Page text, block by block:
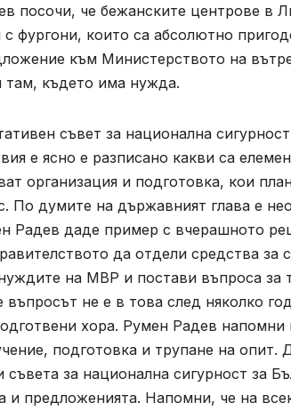
посочи, че бежанските центрове в
фургони, които са абсолютно
към Министерството на
там, където има нужда.
съвет за национална
е ясно е разписано какви са
организация и подготовка, кои
По думите на държавният глава е
Радев даде пример с вчерашното
да отдели средства за
на МВР и постави въпроса за
въпросът не е в това след няколко
хора. Румен Радев напомни
подготовка и трупане на опит.
за национална сигурност за
и предложенията. Напомни, че на